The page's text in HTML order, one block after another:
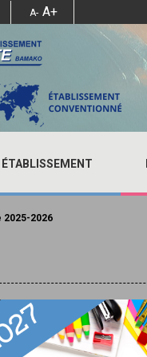
A- A+
ÉTABLISSEMENT
2025-2026